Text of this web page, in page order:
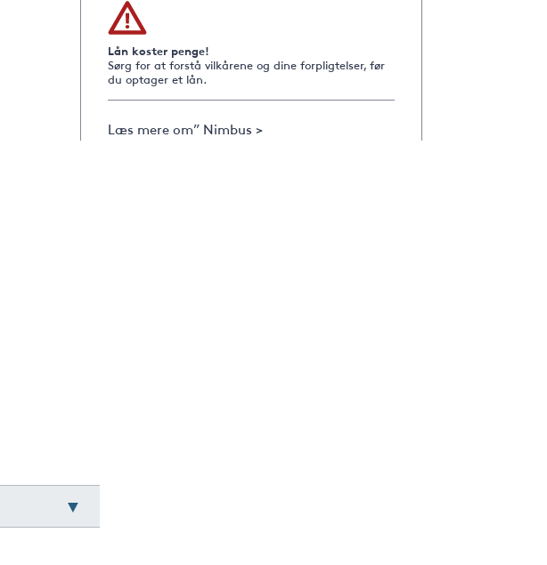
Lån koster penge!
Sørg for at forstå vilkårene og dine forpligtelser, før
du optager et lån.
Læs mere om” Nimbus >